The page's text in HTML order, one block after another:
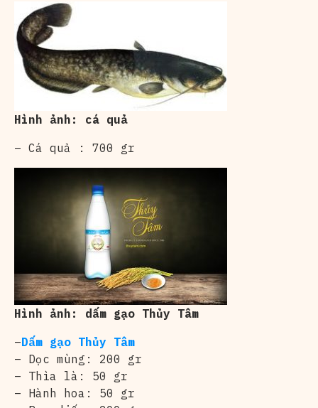
Hình ảnh: cá quả
– Cá quả : 700 gr
Hình ảnh: dấm gạo Thủy Tâm
–Dấm gạo Thủy Tâm
– Dọc mùng: 200 gr
– Thìa là: 50 gr
– Hành hoa: 50 gr